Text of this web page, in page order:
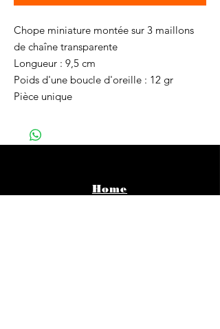
Chope miniature montée sur 3 maillons
de chaîne transparente
Longueur : 9,5 cm
Poids d'une boucle d'oreille : 12 gr
Pièce unique
Home